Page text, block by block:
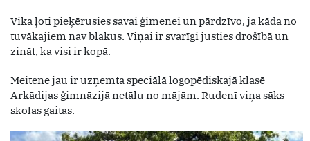
Vika ļoti pieķērusies savai ģimenei un pārdzīvo, ja kāda no
tuvākajiem nav blakus. Viņai ir svarīgi justies drošībā un
zināt, ka visi ir kopā.
Meitene jau ir uzņemta speciālā logopēdiskajā klasē
Arkādijas ģimnāzijā netālu no mājām. Rudenī viņa sāks
skolas gaitas.